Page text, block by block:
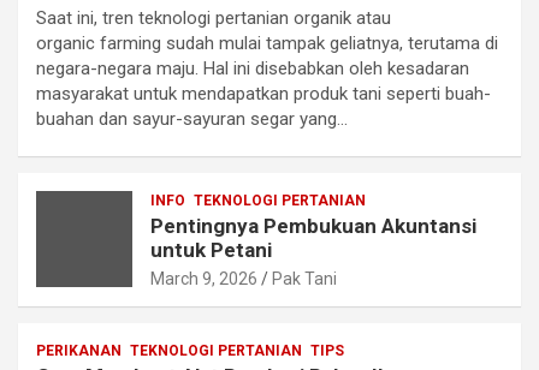
Saat ini, tren teknologi pertanian organik atau
organic farming sudah mulai tampak geliatnya, terutama di
negara-negara maju. Hal ini disebabkan oleh kesadaran
masyarakat untuk mendapatkan produk tani seperti buah-
buahan dan sayur-sayuran segar yang…
INFO TEKNOLOGI PERTANIAN
Pentingnya Pembukuan Akuntansi
untuk Petani
March 9, 2026 Pak Tani
PERIKANAN TEKNOLOGI PERTANIAN TIPS